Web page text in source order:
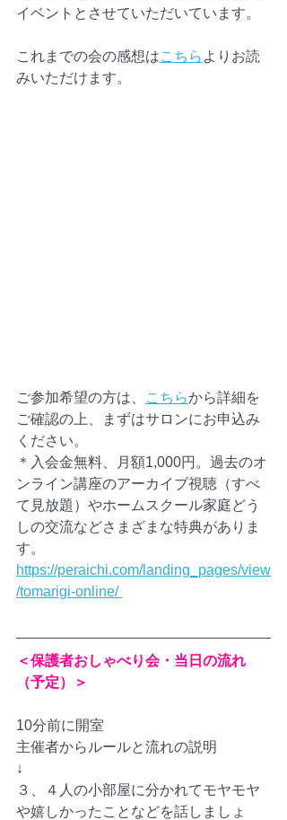
イベントとさせていただいています。
これまでの会の感想はこちら よりお読
みいただけます。
ご参加希望の方は、 こちらから詳細を
ご確認の上、まずはサロンにお申込み
ください。
＊入会金無料、月額1,000円。過去のオ
ンライン講座のアーカイブ視聴（すべ
て見放題）やホームスクール家庭どう
しの交流などさまざまな特典がありま
す。
https://peraichi.com/landing_pages/view
/tomarigi-online/
＜保護者おしゃべり会・当日の流れ
（予定）＞
10分前に開室
主催者からルールと流れの説明
↓
３、４人の小部屋に分かれてモヤモヤ
や嬉しかったことなどを話しましょ